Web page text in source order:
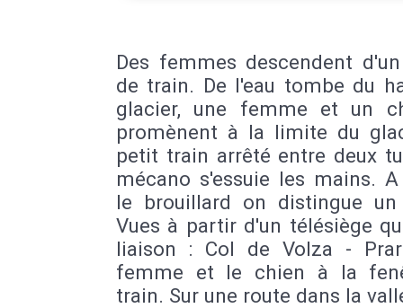
Des femmes descendent
de train. De l'eau tombe du
glacier, une femme et un
promènent à la limite du
petit train arrêté entre deux
mécano s'essuie les mains.
le brouillard on distingue un
Vues à partir d'un télésiège
liaison : Col de Volza -
femme et le chien à la
train. Sur une route dans la